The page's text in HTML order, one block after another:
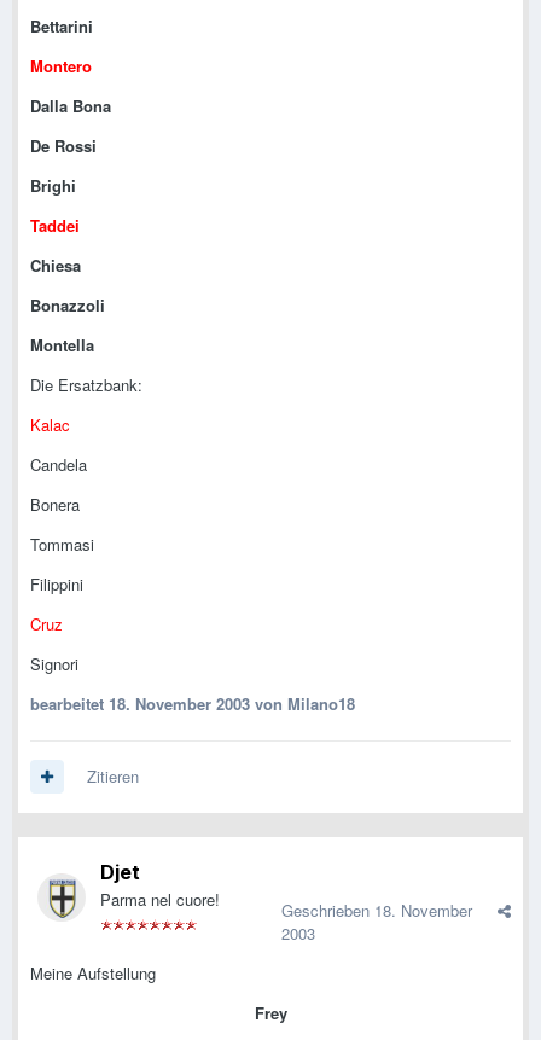
Bettarini
Montero
Dalla Bona
De Rossi
Brighi
Taddei
Chiesa
Bonazzoli
Montella
Die Ersatzbank:
Kalac
Candela
Bonera
Tommasi
Filippini
Cruz
Signori
bearbeitet 18. November 2003 von Milano18
Zitieren
Djet
Parma nel cuore! Geschrieben 18. November
2003
Meine Aufstellung
Frey